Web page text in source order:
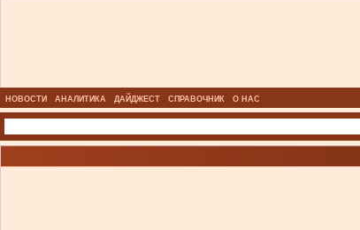
НОВОСТИ АНАЛИТИКА ДАЙДЖЕСТ СПРАВОЧНИК О НАС